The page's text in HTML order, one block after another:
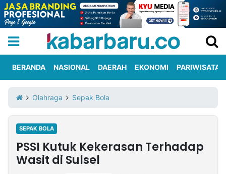
Iklan
Berita
Kami
Nasional
International
Olahraga
Entertainment
Daerah
Pariwisata
Kuliner
Kolom
BERANDA NASIONAL DAERAH EKONOMI PARIWISATA
Olahraga Sepak Bola
SEPAK BOLA
PSSI Kutuk Kekerasan Terhadap
Wasit di Sulsel